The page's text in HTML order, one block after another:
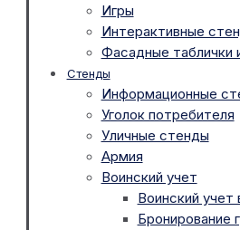
Игры
Интерактивные
Фасадные таблички
Стенды
Информационные
Уголок потребителя
Уличные стенды
Армия
Воинский учет
Воинский учет
Бронирование